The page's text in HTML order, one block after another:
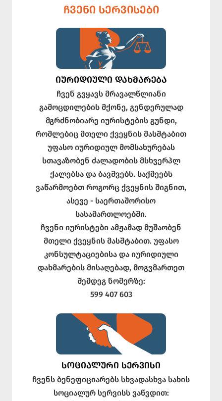
ᲩᲕᲔᲜᲘ ᲡᲔᲠᲕᲘᲡᲔᲑᲘ
ᲘᲣᲠᲘᲓᲘᲣᲚᲘ ᲓᲐᲮᲛᲐᲠᲔᲑᲐ
ჩვენ გვყავს მრავალწლიანი
გამოცდილების მქონე, გენდერულად
მგრძნობიარე იურისტების გუნდი,
რომლებიც მთელი ქვეყნის მასშტაბით
უფასო იურიდიულ მომსახურებას
სთავაზობენ ძალადობის მსხვერპლ
ქალებსა და ბავშვებს. საქმეებს
ვაწარმოებთ როგორც ქვეყნის შიგნით,
ასევე - საერთაშორისო
სასამართლოებში.
ჩვენი იურისტები ამჟამად მუშაობენ
მთელი ქვეყნის მასშტაბით. უფასო
კონსულტაციებისა და იურიდიული
დახმარების მისაღებად, მოგვმართეთ
შემდეგ ნომერზე:
599 407 603
ᲡᲝᲪᲘᲐᲚᲣᲠᲘ ᲡᲔᲠᲕᲘᲡᲘ
ჩვენს ბენეფიციარებს სხვადასხვა სახის
სოციალურ სერვისს ვაწვდით: